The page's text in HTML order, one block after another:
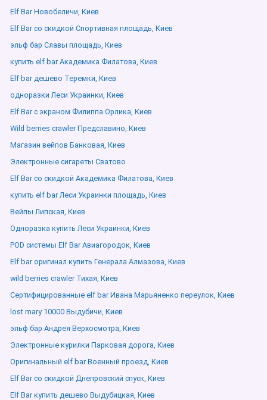
Elf Bar Новобеличи, Киев
Elf Bar со скидкой Спортивная площадь, Киев
эльф бар Славы площадь, Киев
купить elf bar Академика Филатова, Киев
Elf bar дешево Теремки, Киев
одноразки Леси Украинки, Киев
Elf Bar с экраном Филиппа Орлика, Киев
Wild berries crawler Предславино, Киев
Магазин вейпов Банковая, Киев
Электронные сигареты Сватово
Elf Bar со скидкой Академика Филатова, Киев
купить elf bar Леси Украинки площадь, Киев
Вейпы Липская, Киев
Одноразка купить Леси Украинки, Киев
POD системы Elf Bar Авиагородок, Киев
Elf bar оригинал купить Генерала Алмазова, Киев
wild berries crawler Тихая, Киев
Сертифицированные elf bar Ивана Марьяненко переулок, Киев
lost mary 10000 Выдубичи, Киев
эльф бар Андрея Верхосмотра, Киев
Электронные курилки Парковая дорога, Киев
Оригинальный elf bar Военный проезд, Киев
Elf Bar со скидкой Днепровский спуск, Киев
Elf Bar купить дешево Выдубицкая, Киев